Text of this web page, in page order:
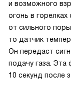
и возможного
огонь в горелках
от сильного
то датчик
Он передаст
подачу газа. Эта
10 секунд после